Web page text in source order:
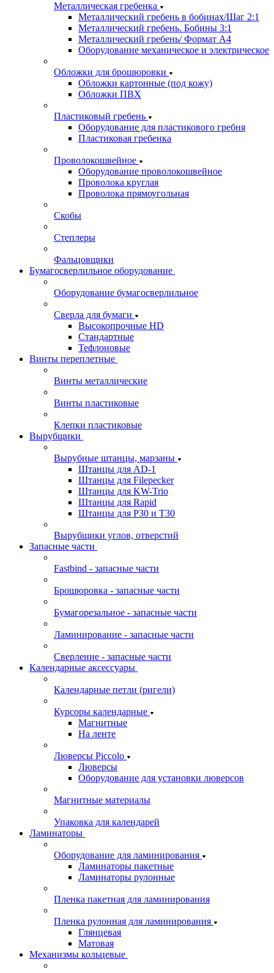
Металлическая гребенка
Металлический гребень в бобинах/Шаг 2:1
Металлический гребень. Бобины 3:1
Металлический гребень/ Формат А4
Оборудование механическое и электрическое
Обложки для брошюровки
Обложки картонные (под кожу)
Обложки ПВХ
Пластиковый гребень
Оборудование для пластикового гребня
Пластиковая гребенка
Проволокошвейное
Оборудование проволокошвейное
Проволока круглая
Проволока прямоугольная
Скобы
Степлеры
Фальцовщики
Бумагосверлильное оборудование
Оборудование бумагосверлильное
Сверла для бумаги
Высокопрочные HD
Стандартные
Тефлоновые
Винты переплетные
Винты металлические
Винты пластиковые
Клепки пластиковые
Вырубщики
Вырубные штанцы, марзаны
Штанцы для AD-1
Штанцы для Filepecker
Штанцы для KW-Trio
Штанцы для Rapid
Штанцы для Р30 и Т30
Вырубщики углов, отверстий
Запасные части
Fastbind - запасные части
Брошюровка - запасные части
Бумагорезальное - запасные части
Ламинирование - запасные части
Сверление - запасные части
Календарные аксессуары
Календарные петли (ригели)
Курсоры календарные
Магнитные
На ленте
Люверсы Piccolo
Люверсы
Оборудование для установки люверсов
Магнитные материалы
Упаковка для календарей
Ламинаторы
Оборудование для ламинирования
Ламинаторы пакетные
Ламинаторы рулонные
Пленка пакетная для ламинирования
Пленка рулонная для ламинирования
Глянцевая
Матовая
Механизмы кольцевые